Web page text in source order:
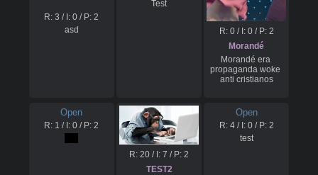
R:3 / I:0 / P:2
asd
Test
R: 0/ I: 0/ P: 2
Morandé
Morandé era
propaganda woke
anti cristianos
Open
R: 1 / I:0 / P:2
R: 20 / I: 7 / P: 2
TEST2
Open
R: 4/ I: 0/ P: 2
test